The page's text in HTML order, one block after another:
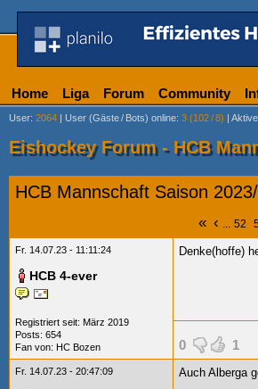
Home Liga Forum Community
User: 2064 | User (Gäste/ Bots) online: 3 (102/8) |
Eishockey Forum - HCB
HCB Mannschaft Saison
« ‹ ... 52
Fr. 14.07.23 - 11:11:24
HCB 4-ever
Registriert seit: März 2019
Posts: 654
Fan von: HC Bozen
Denke(hoffe)
0 1
Fr. 14.07.23 - 20:47:09 Auch Alberga